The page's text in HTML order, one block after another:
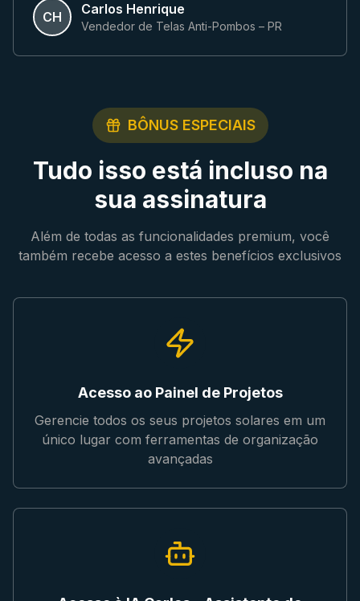
CH Carlos Henrique
Vendedor de Telas Anti-Pombos – PR
BÔNUS ESPECIAIS
Tudo isso está incluso na
sua assinatura
Além de todas as funcionalidades premium, você
também recebe acesso a estes benefícios exclusivos
Acesso ao Painel de Projetos
Gerencie todos os seus projetos solares em um
único lugar com ferramentas de organização
avançadas